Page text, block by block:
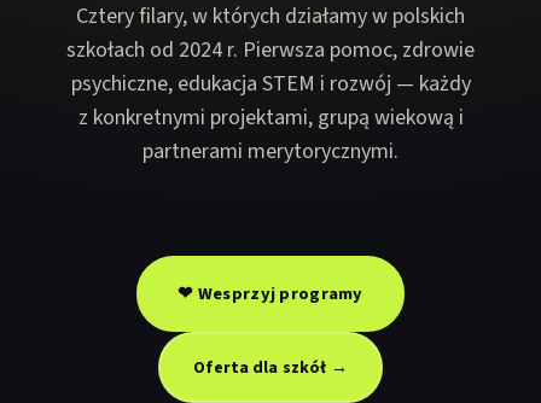
Cztery filary, w których działamy w polskich
szkołach od 2024 r. Pierwsza pomoc, zdrowie
psychiczne, edukacja STEM i rozwój — każdy
z konkretnymi projektami, grupą wiekową i
partnerami merytorycznymi.
❤ Wesprzyj programy
Oferta dla szkół →